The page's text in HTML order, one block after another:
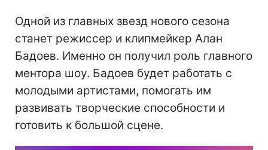
Одной из главных звезд нового сезона
станет режиссер и клипмейкер Алан
Бадоев. Именно он получил роль главного
ментора шоу. Бадоев будет работать с
молодыми артистами, помогать им
развивать творческие способности и
готовить к большой сцене.